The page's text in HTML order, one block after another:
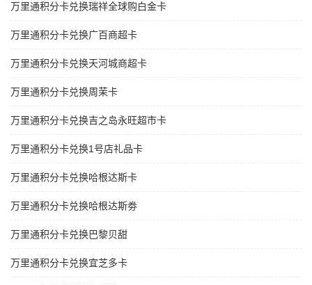
万里通积分卡兑换瑞祥全球购白金卡
万里通积分卡兑换广百商超卡
万里通积分卡兑换天河城商超卡
万里通积分卡兑换周茉卡
万里通积分卡兑换吉之岛永旺超市卡
万里通积分卡兑换1号店礼品卡
万里通积分卡兑换哈根达斯卡
万里通积分卡兑换哈根达斯劵
万里通积分卡兑换巴黎贝甜
万里通积分卡兑换宜芝多卡